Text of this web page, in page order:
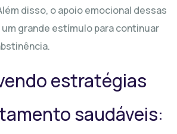
disso, o apoio emocional dessas
grande estímulo para continuar
estratégias
saudáveis: